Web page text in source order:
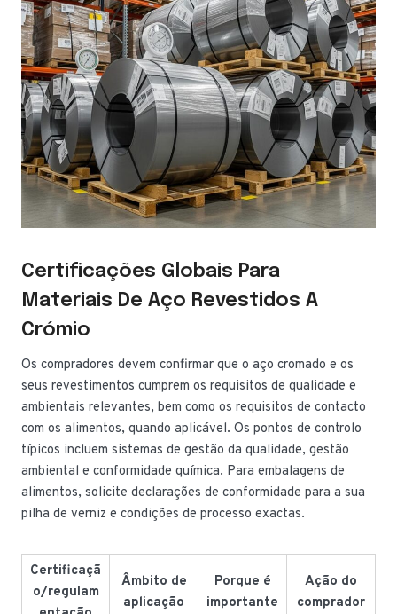
Certificações Globais Para
Materiais De Aço Revestidos A
Crómio
Os compradores devem confirmar que o aço cromado e os
seus revestimentos cumprem os requisitos de qualidade e
ambientais relevantes, bem como os requisitos de contacto
com os alimentos, quando aplicável. Os pontos de controlo
típicos incluem sistemas de gestão da qualidade, gestão
ambiental e conformidade química. Para embalagens de
alimentos, solicite declarações de conformidade para a sua
pilha de verniz e condições de processo exactas.
Certificaçã
o/regulam
Âmbito de
aplicação
Porque é
importante
Ação do
comprador